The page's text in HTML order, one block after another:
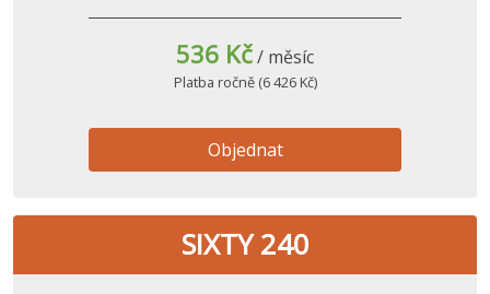
536 Kč/ měsíc
Platba ročně (6 426 Kč)
Objednat
SIXTY 240